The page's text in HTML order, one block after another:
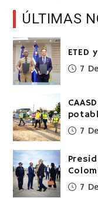
ÚLTIMAS
ETED
7
7
7